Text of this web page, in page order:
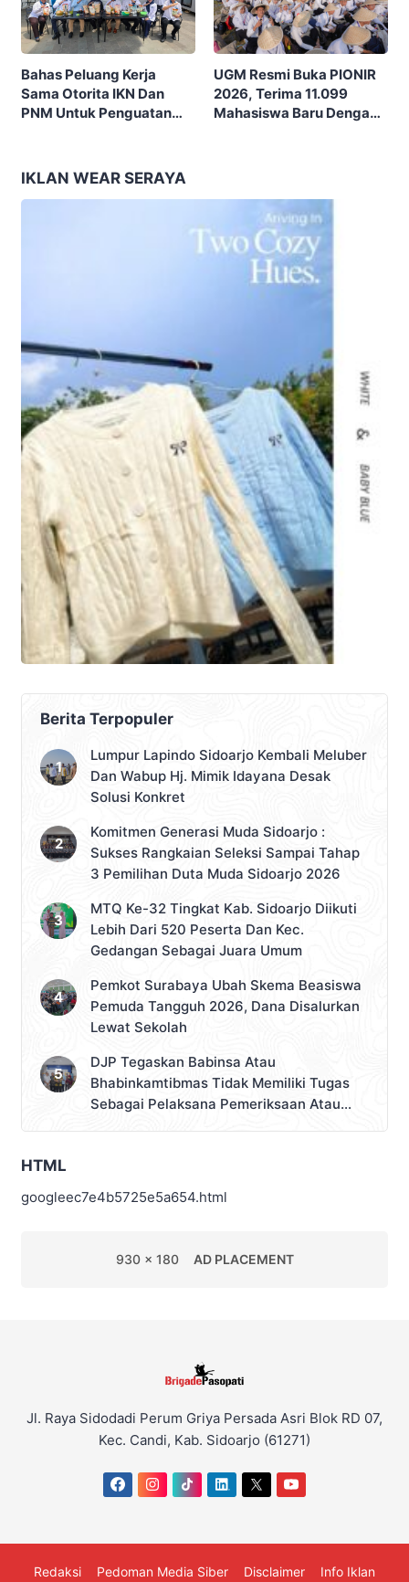
Bahas Peluang Kerja
Sama Otorita IKN Dan
PNM Untuk Penguatan
UGM Resmi Buka PIONIR
2026, Terima 11.099
Mahasiswa Baru Dengan
IKLAN WEAR SERAYA
Berita Terpopuler
Lumpur Lapindo Sidoarjo Kembali Meluber
Dan Wabup Hj. Mimik Idayana Desak
Solusi Konkret
Komitmen Generasi Muda Sidoarjo :
Sukses Rangkaian Seleksi Sampai Tahap
3 Pemilihan Duta Muda Sidoarjo 2026
MTQ Ke-32 Tingkat Kab. Sidoarjo Diikuti
Lebih Dari 520 Peserta Dan Kec.
Gedangan Sebagai Juara Umum
Pemkot Surabaya Ubah Skema Beasiswa
Pemuda Tangguh 2026, Dana Disalurkan
Lewat Sekolah
DJP Tegaskan Babinsa Atau
Bhabinkamtibmas Tidak Memiliki Tugas
Sebagai Pelaksana Pemeriksaan Atau
HTML
googleec7e4b5725e5a654.html
930 x 180 AD PLACEMENT
Jl. Raya Sidodadi Perum Griya Persada Asri Blok RD 07,
Kec. Candi, Kab. Sidoarjo (61271)
Redaksi Pedoman Media Siber Disclaimer Info Iklan